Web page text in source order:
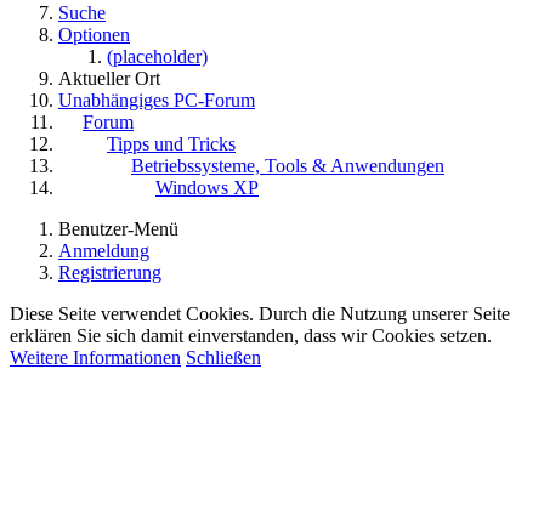
Suche
Optionen
(placeholder)
Aktueller Ort
Unabhängiges PC-Forum
Forum
Tipps und Tricks
Betriebssysteme, Tools & Anwendungen
Windows XP
Benutzer-Menü
Anmeldung
Registrierung
Diese Seite verwendet Cookies. Durch die Nutzung unserer Seite
erklären Sie sich damit einverstanden, dass wir Cookies setzen.
Weitere Informationen Schließen